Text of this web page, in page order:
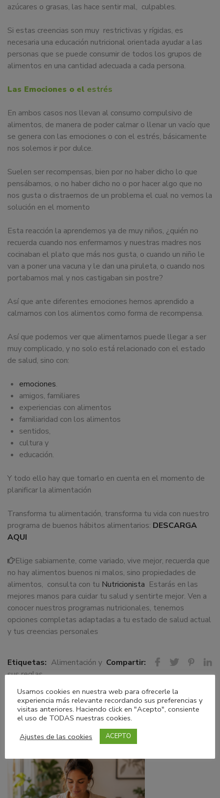
azúcares o grasas, las hace sentir mal, culpables.
Si estas creencias son muy restrictivas y rígidas, es
necesaria una educación nutricional orientada ayudar a las
personas que se puede consumir de todos los grupos de
alimentos en una cantidad adecuada a cada persona.
Las Emociones o el estrés
En ambos casos nos llevan al consumo compulsivo de
alimentos, de manera de poder calmar o llenar un vacío que
se genera con las emociones o con el estrés, básicamente
nos solemos ir por dulce.
Suelen ser recompensas, bien por no haber dicho lo que
pensábamos, o no haber dicho no o por hacer algo que no
nos gusta o distraernos de un problema el cual no vemos la
solución en el momento
Esta reacción la aprendemos ya de muy niños, ¿quién no
recuerda cuando nos enfermamos y nuestras madres nos
cocinaban el plato que más nos gusta, o cuando un niño le
van a poner una vacuna y le dan una piruleta, o cuando nos
portabamos mal y nos castigaban sin postre?
Así que ante diferentes emociones hemos aprendido a
calmarnos con los alimentos como forma de recompensa.
Así que podemos ver que alimentarnos puede llegar a ser
muy complicado, y no solo está relacionado con el estado
de salud, sino con:
emociones.
amigos, familiares
experiencias con alimentos
familiaridad con los alimentos
sentidos,
cultura y
educación.
Y todo ello hay que tomarlo en cuenta en el momento de
planificar la alimentación
Transforma tu alimentación, transforma tu vida con nuestro
programa de buenos hábitos alimentarios: DESCARGA
AQUI
Elige sabiamente, come variado, vive mejor, recuerda que
no hay alimentos buenos ni malos, sino propiedades de
alimentos, consulta con tu Nutricionista Estarás en las
mejores manos para cuidar tu salud y sentirte mejor. Ven a
conocer nuestros programas nutricionales, tenemos
opciones completas adaptadas a tu estado de salud actual
y tus creencias personales
Etiquetas: Alimentación y
sus reglas
Compartir:
RELACIONADOS
Usamos cookies en nuestra web para ofrecerle la
experiencia más relevante recordando sus preferencias y
visitas anteriores. Haciendo click en "Acepto", consiente
el uso de TODAS nuestras cookies.
Ajustes de las cookies
ACEPTO